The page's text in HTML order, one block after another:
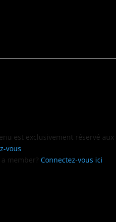
est exclu­sive­ment réservé
vous
mem­ber? Con­nectez-vous ici